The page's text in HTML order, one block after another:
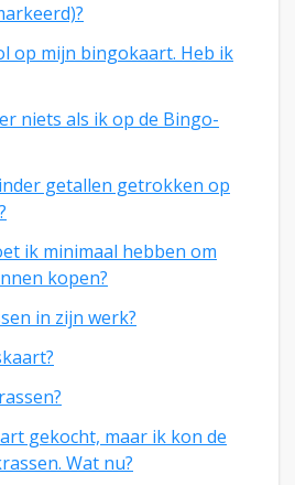
op mijn bingokaart. Heb ik
niets als ik op de Bingo-
getallen getrokken op
ik minimaal hebben om
kopen?
in zijn werk?
gekocht, maar ik kon de
Wat nu?